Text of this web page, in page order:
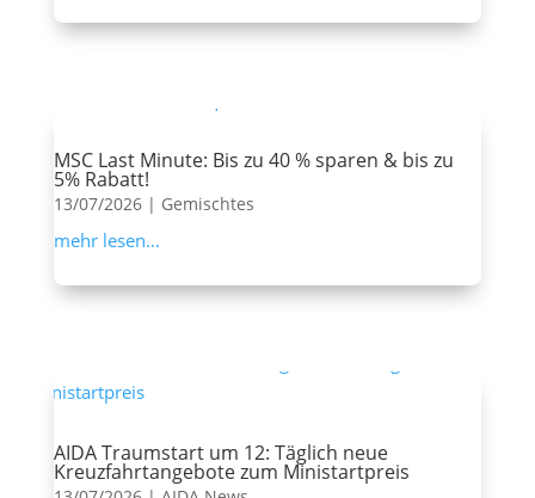
MSC Last Minute: Bis zu 40 % sparen & bis zu
5% Rabatt!
13/07/2026| Gemischtes
mehr lesen...
AIDA Traumstart um 12: Täglich neue
Kreuzfahrtangebote zum Ministartpreis